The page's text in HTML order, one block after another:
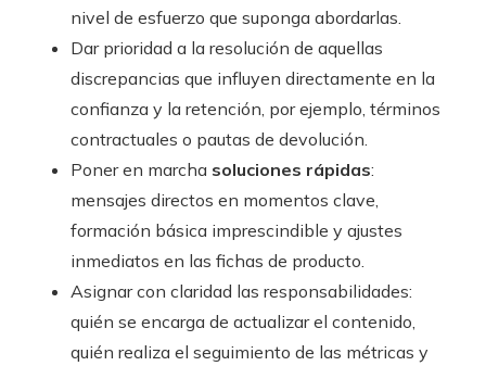
nivel de esfuerzo que suponga abordarlas.
Dar prioridad a la resolución de aquellas
discrepancias que influyen directamente en la
confianza y la retención, por ejemplo, términos
contractuales o pautas de devolución.
Poner en marcha soluciones rápidas:
mensajes directos en momentos clave,
formación básica imprescindible y ajustes
inmediatos en las fichas de producto.
Asignar con claridad las responsabilidades:
quién se encarga de actualizar el contenido,
quién realiza el seguimiento de las métricas y